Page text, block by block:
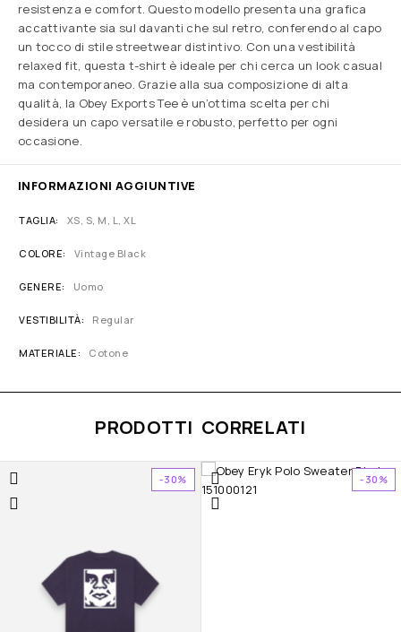
resistenza e comfort. Questo modello presenta una grafica
accattivante sia sul davanti che sul retro, conferendo al capo
un tocco di stile streetwear distintivo. Con una vestibilità
relaxed fit, questa t-shirt è ideale per chi cerca un look casual
ma contemporaneo. Grazie alla sua composizione di alta
qualità, la Obey Exports Tee è un’ottima scelta per chi
desidera un capo versatile e robusto, perfetto per ogni
occasione.
INFORMAZIONI AGGIUNTIVE
TAGLIA XS, S, M, L, XL
COLORE Vintage Black
GENERE Uomo
VESTIBILITÀ Regular
MATERIALE Cotone
PRODOTTI CORRELATI
-30% -30%